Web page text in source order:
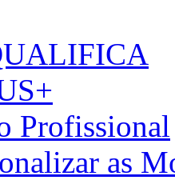
Profissional
as